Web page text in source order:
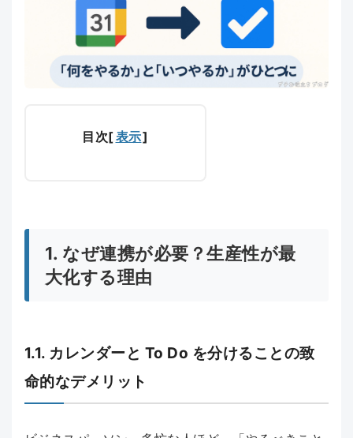
目次[表示]
1. なぜ連携が必要？生産性が最
大化する理由
1.1. カレンダーと To Do を分けることの致
命的なデメリット